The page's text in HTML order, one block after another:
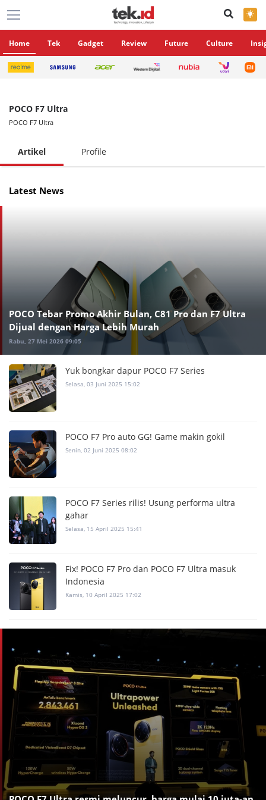
×
Home Tek Gadget Review Future Culture
POCO F7 Ultra
POCO F7 Ultra
Artikel Profile
Latest News
POCO Tebar Promo Akhir Bulan, C81 Pro dan F7 Ultra
Dijual dengan Harga Lebih Murah
Rabu, 27 Mei 2026 09:05
Yuk bongkar dapur POCO F7 Series
Selasa, 03 Juni 2025 15:02
POCO F7 Pro auto GG! Game makin gokil
Senin, 02 Juni 2025 08:02
POCO F7 Series rilis! Usung performa ultra
gahar
Selasa, 15 April 2025 15:41
Fix! POCO F7 Pro dan POCO F7 Ultra masuk
Indonesia
Kamis, 10 April 2025 17:02